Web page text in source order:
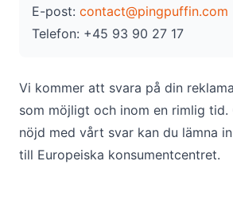
E-post: contact@pingpuffin.com
Telefon: +45 93 90 27 17
Vi kommer att svara på din
som möjligt och inom en rimlig tid.
nöjd med vårt svar kan du lämna
till Europeiska konsumentcentret.